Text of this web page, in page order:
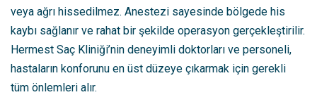
veya ağrı hissedilmez. Anestezi sayesinde bölgede his
kaybı sağlanır ve rahat bir şekilde operasyon gerçekleştirilir.
Hermest Saç Kliniği’nin deneyimli doktorları ve personeli,
hastaların konforunu en üst düzeye çıkarmak için gerekli
tüm önlemleri alır.